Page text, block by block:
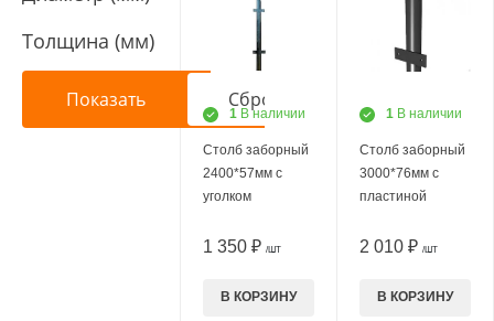
Толщина (мм)
1 В наличии
Столб заборный
2400*57мм с
уголком
1 350 ₽ /ШТ
В КОРЗИНУ
1 В наличии
Столб заборный
3000*76мм с
пластиной
2 010 ₽ /ШТ
В КОРЗИНУ